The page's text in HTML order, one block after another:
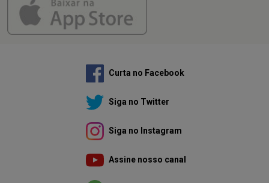
Curta no Facebook
Siga no Twitter
Siga no Instagram
Assine nosso canal